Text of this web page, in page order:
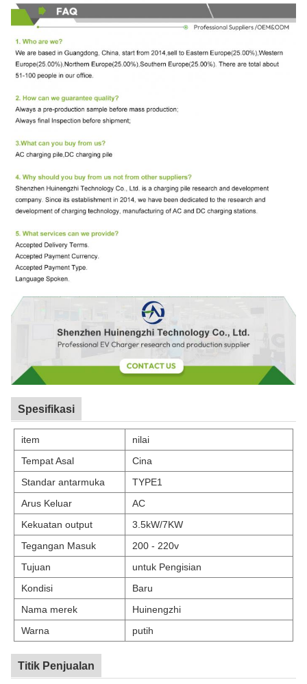
Spesifikasi
item
nilai
Tempat Asal
Cina
Standar antarmuka
TYPE1
Arus Keluar
AC
Kekuatan output
3.5kW/7KW
Tegangan Masuk
200 - 220v
Tujuan
untuk Pengisian
Kondisi
Baru
Nama merek
Huinengzhi
Warna
putih
Titik Penjualan